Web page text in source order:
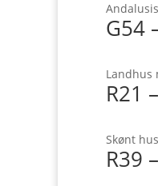
G54
Landhus
R21
Skønt
R39